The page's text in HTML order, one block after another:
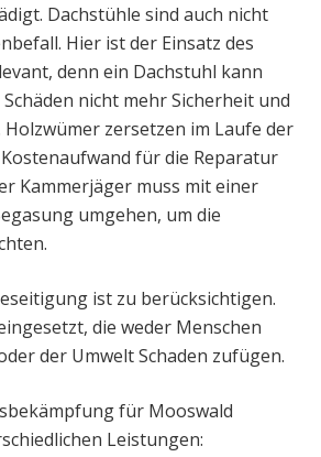
Dachstühle sind auch nicht
Hier ist der Einsatz des
denn ein Dachstuhl kann
nicht mehr Sicherheit und
Holzwümer zersetzen im Laufe der
für die Reparatur
Kammerjäger muss mit einer
umgehen, um die
ist zu berücksichtigen.
die weder Menschen
der Umwelt Schaden zufügen.
für Mooswald
Leistungen: